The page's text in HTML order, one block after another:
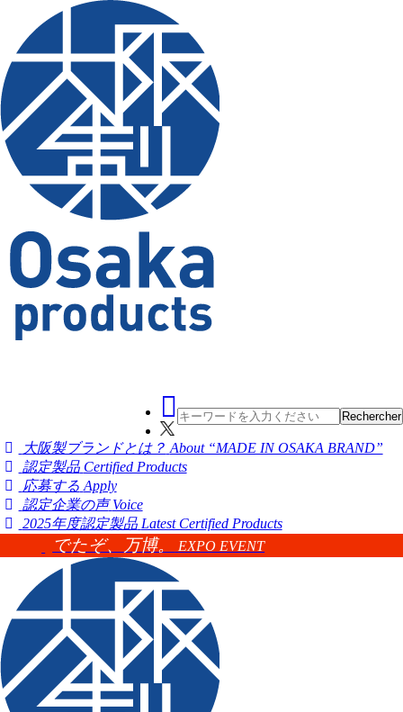
大阪製ブランドとは？ About “MADE IN OSAKA BRAND”
認定製品 Certified Products
応募する Apply
認定企業の声 Voice
2025年度認定製品 Latest Certified Products
でたぞ、万博。 EXPO EVENT